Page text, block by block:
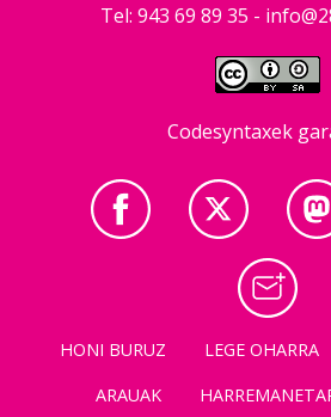
Tel: 943 69 89 35 -
Codesyntaxek
HONI BURUZ LEGE OHARRA
ARAUAK